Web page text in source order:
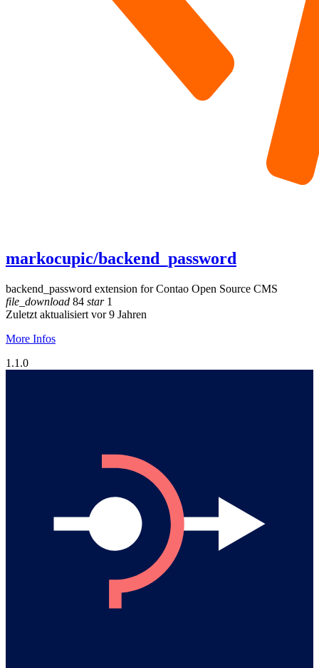
markocupic/backend_password
backend_password extension for Contao Open Source CMS
file_download 84 star1
Zuletzt aktualisiert vor 9 Jahren
More Infos
1.1.0